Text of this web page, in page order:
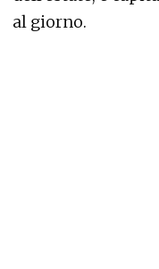
al giorno.